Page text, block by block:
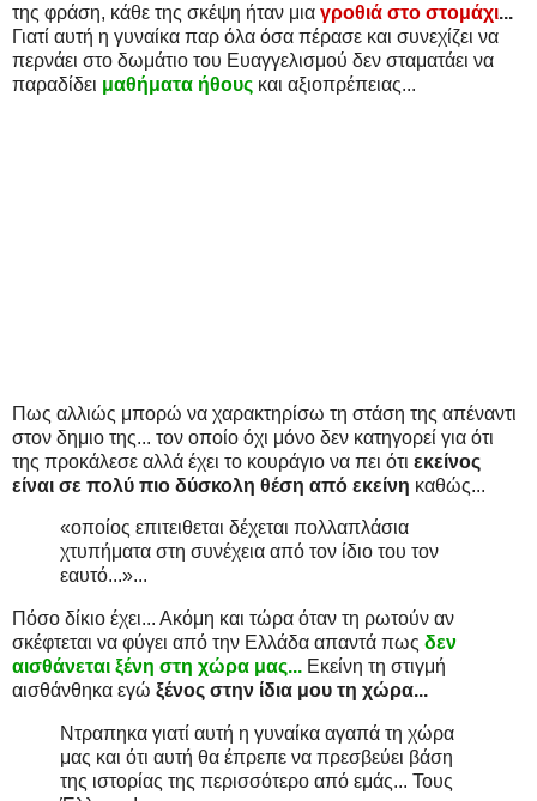
της φράση, κάθε της σκέψη ήταν μια γροθιά στο στομάχι...
Γιατί αυτή η γυναίκα παρ όλα όσα πέρασε και συνεχίζει να
περνάει στο δωμάτιο του Ευαγγελισμού δεν σταματάει να
παραδίδει μαθήματα ήθους και αξιοπρέπειας...
Πως αλλιώς μπορώ να χαρακτηρίσω τη στάση της απέναντι
στον δημιο της... τον οποίο όχι μόνο δεν κατηγορεί για ότι
της προκάλεσε αλλά έχει το κουράγιο να πει ότι εκείνος
είναι σε πολύ πιο δύσκολη θέση από εκείνη καθώς...
«οποίος επιτειθεται δέχεται πολλαπλάσια
χτυπήματα στη συνέχεια από τον ίδιο του τον
εαυτό...»...
Πόσο δίκιο έχει... Ακόμη και τώρα όταν τη ρωτούν αν
σκέφτεται να φύγει από την Ελλάδα απαντά πως δεν
αισθάνεται ξένη στη χώρα μας... Εκείνη τη στιγμή
αισθάνθηκα εγώ ξένος στην ίδια μου τη χώρα...
Ντραπηκα γιατί αυτή η γυναίκα αγαπά τη χώρα
μας και ότι αυτή θα έπρεπε να πρεσβεύει βάση
της ιστορίας της περισσότερο από εμάς... Τους